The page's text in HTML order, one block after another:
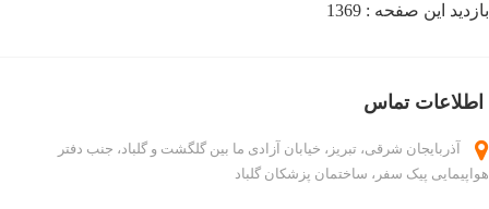
روانشناسان و روانپزشکان
لیست قیمت ها
بازدید این صفحه : 1369
اطلاعات تماس
آذربایجان شرقی، تبریز، خیابان آزادی ما بین گلگشت و گلباد، جنب دفتر
هواپیمایی پیک سفر، ساختمان پزشکان گلباد